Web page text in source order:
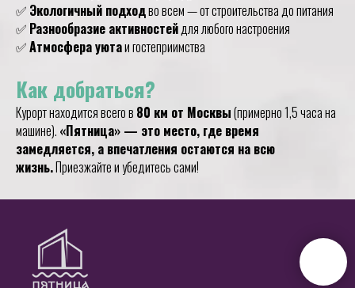
✅ Экологичный подходво всем — от строительства до питания
✅ Разнообразие активностейдля любого настроения
✅Атмосфера уютаи гостеприимства
Как добраться?
Курорт находится всего в 80 км от Москвы(примерно 1,5 часа на
машине). «Пятница» — это место, где время
замедляется, а впечатления остаются на всю
жизнь.Приезжайте и убедитесь сами!